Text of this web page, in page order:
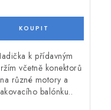
k přídavným
včetně konektorů
na různé motory a
balónku..